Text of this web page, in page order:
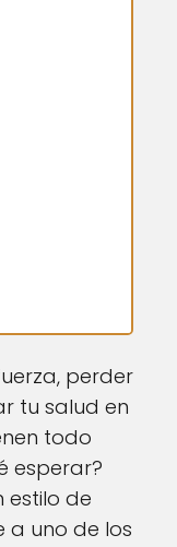
perder
tu salud en
todo
esperar?
estilo de
a uno de los